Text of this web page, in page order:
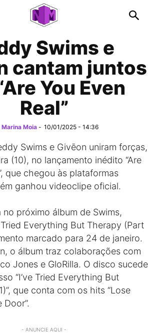
Swims e
cantam juntos
You Even
Real”
Marina Moia - 10/01/2025 - 14:36
Swims e Givēon uniram forças,
(10), no lançamento inédito “Are
que chegou às plataformas
ganhou videoclipe oficial.
no próximo álbum de Swims,
Tried Everything But Therapy (Part
marcado para 24 de janeiro.
o álbum traz colaborações com
Jones e GloRilla. O disco sucede
“I’ve Tried Everything But
que conta com os hits “Lose
Door”.
- ANUNCIE AQUI -